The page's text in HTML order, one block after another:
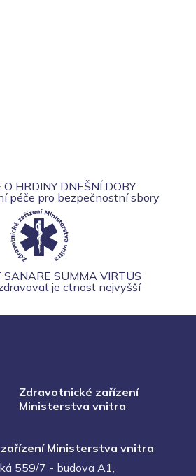
O HRDINY DNEŠNÍ DOBY
péče pro bezpečnostní sbory
SANARE SUMMA VIRTUS
je ctnost nejvyšší
Zdravotnické zařízení
Ministerstva vnitra
Ministerstva vnitra
559/7 - budova A1,